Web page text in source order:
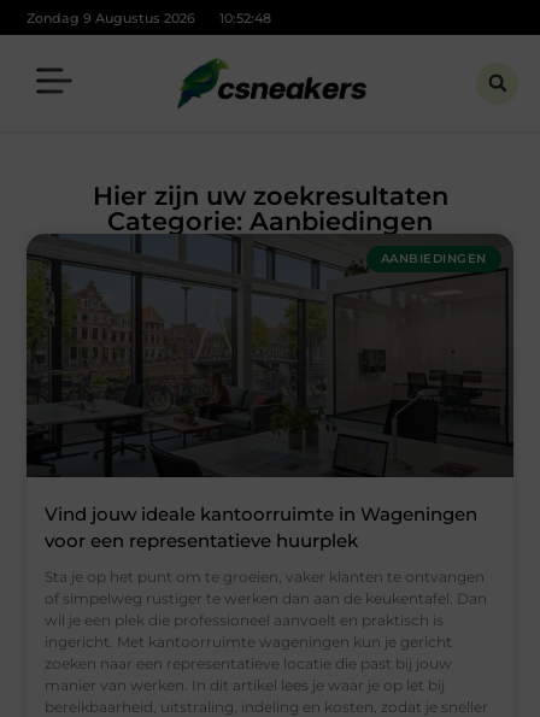
Zondag 9 Augustus 2026 10:52:50
Hier zijn uw zoekresultaten
Categorie: Aanbiedingen
AANBIEDINGEN
Vind jouw ideale kantoorruimte in Wageningen
voor een representatieve huurplek
Sta je op het punt om te groeien, vaker klanten te ontvangen
of simpelweg rustiger te werken dan aan de keukentafel. Dan
wil je een plek die professioneel aanvoelt en praktisch is
ingericht. Met kantoorruimte wageningen kun je gericht
zoeken naar een representatieve locatie die past bij jouw
manier van werken. In dit artikel lees je waar je op let bij
bereikbaarheid, uitstraling, indeling en kosten, zodat je sneller